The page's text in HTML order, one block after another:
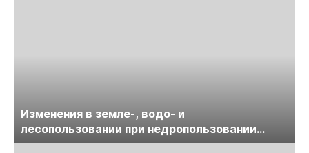
Изменения в земле-, водо- и
лесопользовании при недропользовании
обсудят на семинаре «ПравоТЭК»